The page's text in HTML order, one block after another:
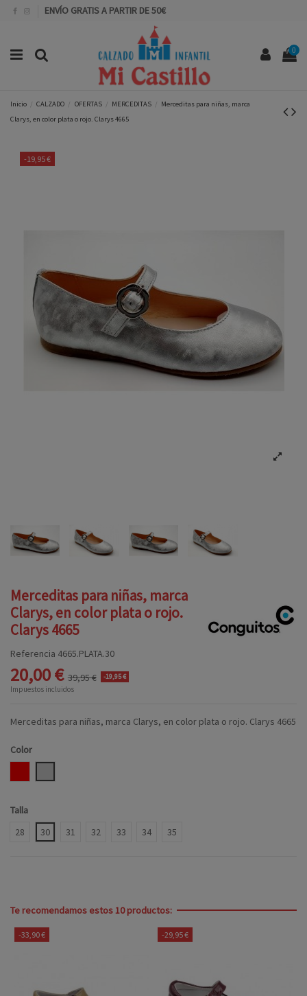
ENVÍO GRATIS A PARTIR DE 50€
0
Inicio CALZADO OFERTAS MERCEDITAS
Merceditas para niñas, marca
Clarys, en color plata o rojo. Clarys 4665
-19,95 €
Merceditas para niñas, marca
Clarys, en color plata o rojo.
Clarys 4665
Referencia 4665.PLATA.30
20,00 € 39,95 € -19,95 €
Impuestos incluidos
Merceditas para niñas, marca Clarys, en color plata o rojo. Clarys 4665
Color
Talla
28
30 31 32 33 34 35
Te recomendamos estos 10 productos:
-33,90 € -29,95 €